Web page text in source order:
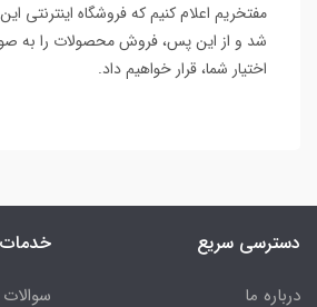
مفتخریم اعلام کنیم که فروشگاه اینترنتی
شد و از این پس، فروش محصولات را به
اختیار شما، قرار خواهیم داد.
دسترسی سریع
درباره ما